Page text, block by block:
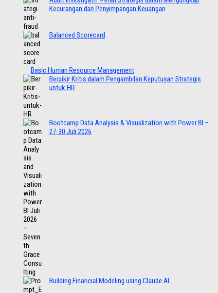
Kecurangan dan Penyimpangan Keuangan
Balanced Scorecard
Basic Human Resource Management
Berpikir Kritis dalam Pengambilan Keputusan Strategis
untuk HR
Bootcamp Data Analysis & Visualization with Power BI –
27-30 Juli 2026
Building Financial Modeling using Claude AI